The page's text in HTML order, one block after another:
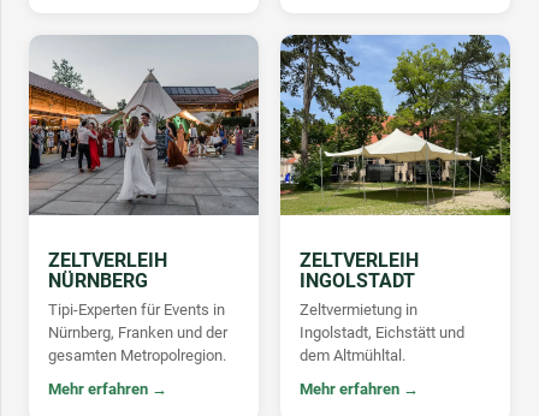
ZELTVERLEIH
NÜRNBERG
Tipi-Experten für Events in
Nürnberg, Franken und der
gesamten Metropolregion.
Mehr erfahren →
ZELTVERLEIH
INGOLSTADT
Zeltvermietung in
Ingolstadt, Eichstätt und
dem Altmühltal.
Mehr erfahren →